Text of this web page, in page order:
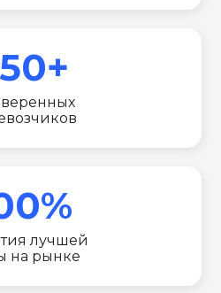
лучшей
на рынке